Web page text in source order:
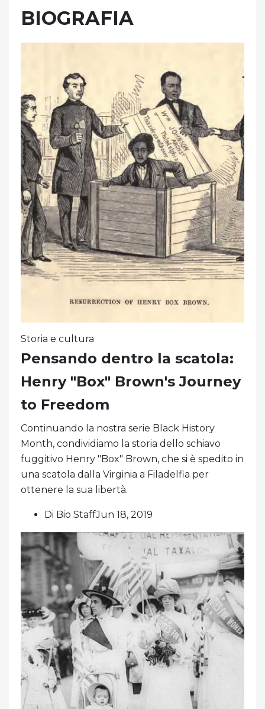
BIOGRAFIA
Storia e cultura
Pensando dentro la scatola:
Henry "Box" Brown's Journey
to Freedom
Continuando la nostra serie Black History
Month, condividiamo la storia dello schiavo
fuggitivo Henry "Box" Brown, che si è spedito in
una scatola dalla Virginia a Filadelfia per
ottenere la sua libertà.
Di Bio StaffJun 18, 2019